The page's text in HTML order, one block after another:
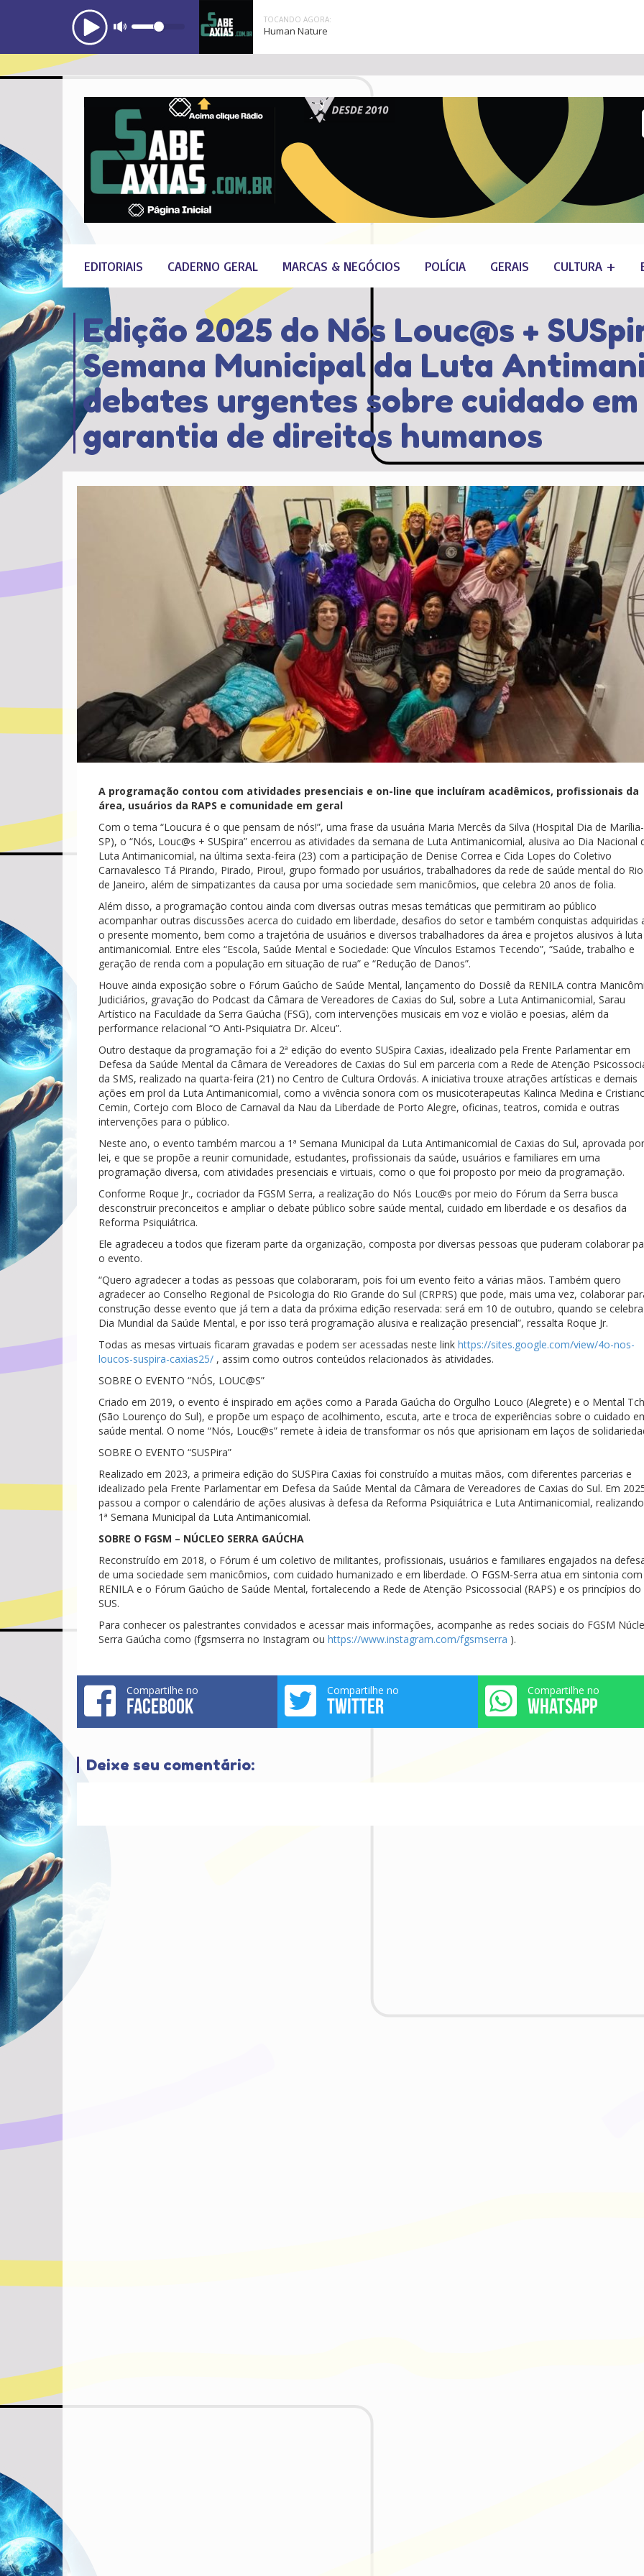
TOCANDO AGORA:
Human Nature
EDITORIAIS CADERNO GERAL MARCAS & NEGÓCIOS POLÍCIA GERAIS CULTURA +
Edição 2025 do Nós Louc@s +
Semana Municipal da Luta
debates urgentes sobre cuidado
garantia de direitos humanos
A programação contou com atividades presenciais e on-line que incluíram acadêmicos, profissionais da
área, usuários da RAPS e comunidade em geral
Com o tema “Loucura é o que pensam de nós!”, uma frase da usuária Maria Mercês da Silva (Hospital Dia de Marília-
SP), o “Nós, Louc@s + SUSpira” encerrou as atividades da semana de Luta Antimanicomial, alusiva ao Dia Nacional
Luta Antimanicomial, na última sexta-feira (23) com a participação de Denise Correa e Cida Lopes do Coletivo
Carnavalesco Tá Pirando, Pirado, Pirou!, grupo formado por usuários, trabalhadores da rede de saúde mental do Rio
de Janeiro, além de simpatizantes da causa por uma sociedade sem manicômios, que celebra 20 anos de folia.
Além disso, a programação contou ainda com diversas outras mesas temáticas que permitiram ao público
acompanhar outras discussões acerca do cuidado em liberdade, desafios do setor e também conquistas adquiridas
o presente momento, bem como a trajetória de usuários e diversos trabalhadores da área e projetos alusivos à luta
antimanicomial. Entre eles “Escola, Saúde Mental e Sociedade: Que Vínculos Estamos Tecendo”, “Saúde, trabalho e
geração de renda com a população em situação de rua” e “Redução de Danos”.
Houve ainda exposição sobre o Fórum Gaúcho de Saúde Mental, lançamento do Dossiê da RENILA contra
Judiciários, gravação do Podcast da Câmara de Vereadores de Caxias do Sul, sobre a Luta Antimanicomial, Sarau
Artístico na Faculdade da Serra Gaúcha (FSG), com intervenções musicais em voz e violão e poesias, além da
performance relacional “O Anti-Psiquiatra Dr. Alceu”.
Outro destaque da programação foi a 2ª edição do evento SUSpira Caxias, idealizado pela Frente Parlamentar em
Defesa da Saúde Mental da Câmara de Vereadores de Caxias do Sul em parceria com a Rede de Atenção
da SMS, realizado na quarta-feira (21) no Centro de Cultura Ordovás. A iniciativa trouxe atrações artísticas e demais
ações em prol da Luta Antimanicomial, como a vivência sonora com os musicoterapeutas Kalinca Medina e
Cemin, Cortejo com Bloco de Carnaval da Nau da Liberdade de Porto Alegre, oficinas, teatros, comida e outras
intervenções para o público.
Neste ano, o evento também marcou a 1ª Semana Municipal da Luta Antimanicomial de Caxias do Sul, aprovada por
lei, e que se propõe a reunir comunidade, estudantes, profissionais da saúde, usuários e familiares em uma
programação diversa, com atividades presenciais e virtuais, como o que foi proposto por meio da programação.
Conforme Roque Jr., cocriador da FGSM Serra, a realização do Nós Louc@s por meio do Fórum da Serra busca
desconstruir preconceitos e ampliar o debate público sobre saúde mental, cuidado em liberdade e os desafios da
Reforma Psiquiátrica.
Ele agradeceu a todos que fizeram parte da organização, composta por diversas pessoas que puderam colaborar
o evento.
“Quero agradecer a todas as pessoas que colaboraram, pois foi um evento feito a várias mãos. Também quero
agradecer ao Conselho Regional de Psicologia do Rio Grande do Sul (CRPRS) que pode, mais uma vez, colaborar
construção desse evento que já tem a data da próxima edição reservada: será em 10 de outubro, quando se
Dia Mundial da Saúde Mental, e por isso terá programação alusiva e realização presencial”, ressalta Roque Jr.
Todas as mesas virtuais ficaram gravadas e podem ser acessadas neste link https://sites.google.com/view/4o-nos-
loucos-suspira-caxias25/ , assim como outros conteúdos relacionados às atividades.
SOBRE O EVENTO “NÓS, LOUC@S”
Criado em 2019, o evento é inspirado em ações como a Parada Gaúcha do Orgulho Louco (Alegrete) e o Mental
(São Lourenço do Sul), e propõe um espaço de acolhimento, escuta, arte e troca de experiências sobre o cuidado
saúde mental. O nome “Nós, Louc@s” remete à ideia de transformar os nós que aprisionam em laços de
SOBRE O EVENTO “SUSPira”
Realizado em 2023, a primeira edição do SUSPira Caxias foi construído a muitas mãos, com diferentes parcerias e
idealizado pela Frente Parlamentar em Defesa da Saúde Mental da Câmara de Vereadores de Caxias do Sul. Em
passou a compor o calendário de ações alusivas à defesa da Reforma Psiquiátrica e Luta Antimanicomial,
1ª Semana Municipal da Luta Antimanicomial.
SOBRE O FGSM – NÚCLEO SERRA GAÚCHA
Reconstruído em 2018, o Fórum é um coletivo de militantes, profissionais, usuários e familiares engajados na
de uma sociedade sem manicômios, com cuidado humanizado e em liberdade. O FGSM-Serra atua em sintonia
RENILA e o Fórum Gaúcho de Saúde Mental, fortalecendo a Rede de Atenção Psicossocial (RAPS) e os princípios do
SUS.
Para conhecer os palestrantes convidados e acessar mais informações, acompanhe as redes sociais do FGSM
Serra Gaúcha como (fgsmserra no Instagram ou https://www.instagram.com/fgsmserra ).
Compartilhe no
FACEBOOK
Compartilhe no
TWITTER
Compartilhe no
WHATSAPP
Deixe seu comentário: